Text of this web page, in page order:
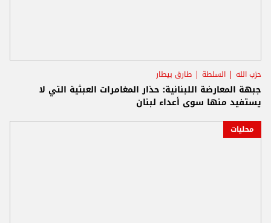
حزب الله السلطة طارق بيطار
جبهة المعارضة اللبنانية: حذار المغامرات العبثية التي لا
يستفيد منها سوى أعداء لبنان
محليات